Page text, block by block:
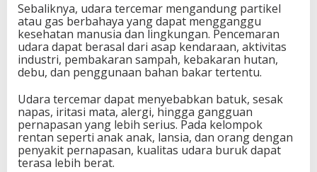
Sebaliknya, udara tercemar mengandung partikel
atau gas berbahaya yang dapat mengganggu
kesehatan manusia dan lingkungan. Pencemaran
udara dapat berasal dari asap kendaraan, aktivitas
industri, pembakaran sampah, kebakaran hutan,
debu, dan penggunaan bahan bakar tertentu.
Udara tercemar dapat menyebabkan batuk, sesak
napas, iritasi mata, alergi, hingga gangguan
pernapasan yang lebih serius. Pada kelompok
rentan seperti anak anak, lansia, dan orang dengan
penyakit pernapasan, kualitas udara buruk dapat
terasa lebih berat.